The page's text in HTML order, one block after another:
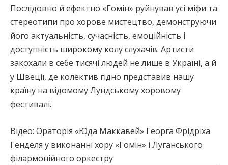
Послідовно й ефектно «Гомін» руйнував усі міфи та
стереотипи про хорове мистецтво, демонструючи
його актуальність, сучасність, емоційність і
доступність широкому колу слухачів. Артисти
закохали в себе тисячі людей не лише в Україні, а й
у Швеції, де колектив гідно представив нашу
країну на відомому Лундському хоровому
фестивалі.
Відео: Ораторія «Юда Маккавей» Георга Фрідріха
Генделя у виконанні хору «Гомін» і Луганського
філармонійного оркестру